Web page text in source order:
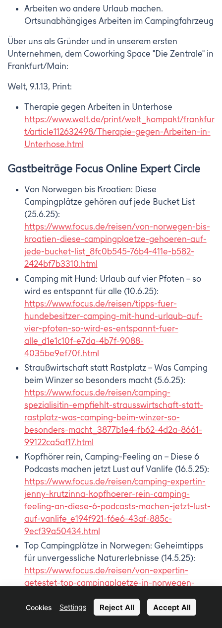
Arbeiten wo andere Urlaub machen.
Ortsunabhängiges Arbeiten im Campingfahrzeug
Über uns als Gründer und in unserem ersten
Unternehmen, dem Coworking Space "Die Zentrale" in
Frankfurt/Main:
Welt, 9.1.13, Print:
Therapie gegen Arbeiten in Unterhose
https://www.welt.de/print/welt_kompakt/frankfur
t/article112632498/Therapie-gegen-Arbeiten-in-
Unterhose.html
Gastbeiträge Focus Online Expert Circle
Von Norwegen bis Kroatien: Diese
Campingplätze gehören auf jede Bucket List
(25.6.25):
https://www.focus.de/reisen/von-norwegen-bis-
kroatien-diese-campingplaetze-gehoeren-auf-
jede-bucket-list_8fc0b545-76b4-411e-b582-
2424bf7b3310.html
Camping mit Hund: Urlaub auf vier Pfoten – so
wird es entspannt für alle (10.6.25):
https://www.focus.de/reisen/tipps-fuer-
hundebesitzer-camping-mit-hund-urlaub-auf-
vier-pfoten-so-wird-es-entspannt-fuer-
alle_d1e1c10f-e7da-4b7f-9088-
4035be9ef70f.html
Straußwirtschaft statt Rastplatz – Was Camping
beim Winzer so besonders macht (5.6.25):
https://www.focus.de/reisen/camping-
spezialisitin-empfiehlt-strausswirtschaft-statt-
rastplatz-was-camping-beim-winzer-so-
besonders-macht_3877b1e4-fb62-4d2a-8661-
99122ca5af17.html
Kopfhörer rein, Camping-Feeling an – Diese 6
Podcasts machen jetzt Lust auf Vanlife (16.5.25):
https://www.focus.de/reisen/camping-expertin-
jenny-krutzinna-kopfhoerer-rein-camping-
feeling-an-diese-6-podcasts-machen-jetzt-lust-
auf-vanlife_e194f921-f6e6-43af-885c-
9ecf39a50434.html
Top Campingplätze in Norwegen: Geheimtipps
für unvergessliche Naturerlebnisse (14.5.25):
https://www.focus.de/reisen/von-expertin-
getestet-top-campingplaetze-in-norwegen-
naturerlebnisse_bc64cbef-6555-427a-92ae-
Cookies Settings Reject All Accept All